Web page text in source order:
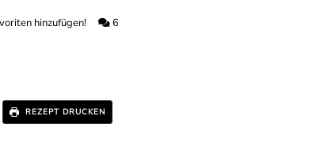
hinzufügen! 6
REZEPT DRUCKEN